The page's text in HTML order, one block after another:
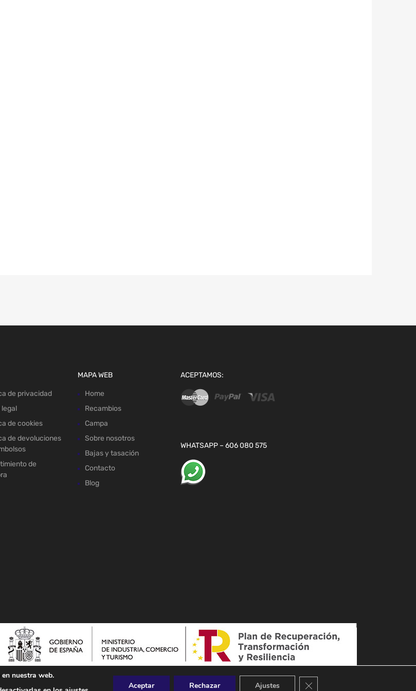
de privacidad
legal
de cookies
de devoluciones
de
MAPA WEB
Home
Recambios
Campa
Sobre nosotros
Bajas y tasación
Contacto
Blog
ACEPTAMOS:
WHATSAPP – 606 080 575
nuestra web.
Aceptar Rechazar Ajustes Cerrar el banner de cookies RGPD